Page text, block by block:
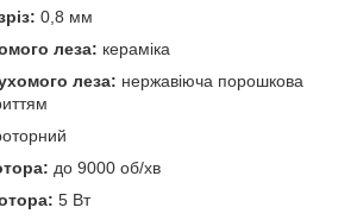
0,8 мм
леза: кераміка
леза: нержавіюча порошкова
до 9000 об/хв
5 Вт